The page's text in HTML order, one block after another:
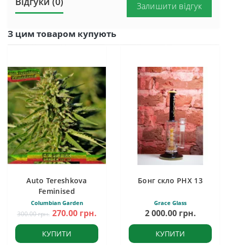
Залишити відгук
З цим товаром купують
Auto Tereshkova
Feminised
Columbian Garden
300.00 грн. 270.00 грн.
КУПИТИ
Бонг скло PHX 13
Grace Glass
2 000.00 грн.
КУПИТИ